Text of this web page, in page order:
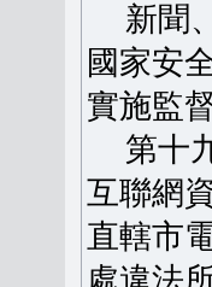
新聞
國家安
實施監
第十
互聯網
直轄市
處違法